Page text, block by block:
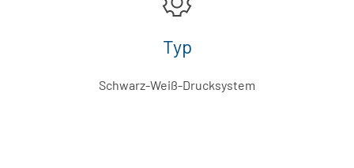
Typ
Schwarz-Weiß-Drucksystem